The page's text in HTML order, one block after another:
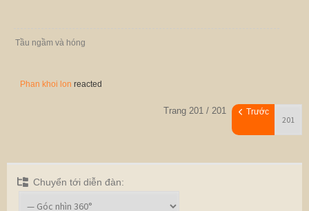
Tầu ngầm và hóng
Phan khoi lon reacted
Trang 201 / 201 Trước
Chuyển tới diễn đàn: